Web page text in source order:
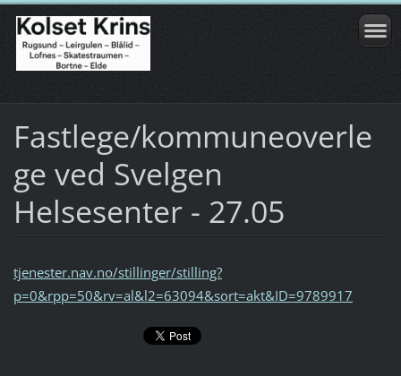
Fastlege/kommuneoverle
ge ved Svelgen
Helsesenter - 27.05
tjenester.nav.no/stillinger/stilling?
p=0&rpp=50&rv=al&l2=63094&sort=akt&ID=9789917